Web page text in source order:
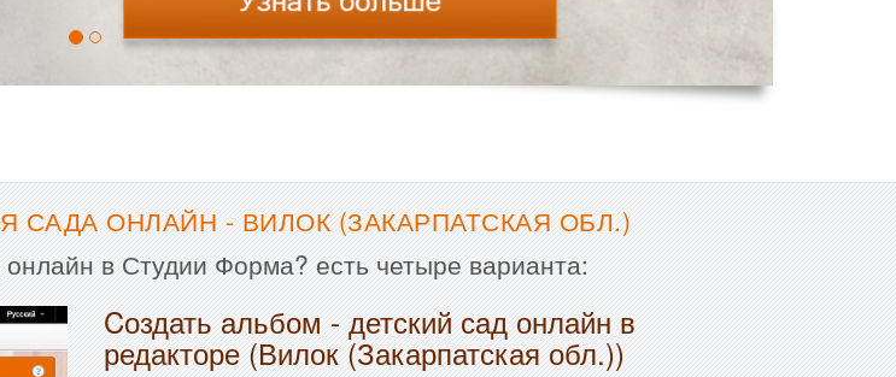
ОНЛАЙН - ВИЛОК (ЗАКАРПАТСКАЯ ОБЛ.)
онлайн в Студии Форма? есть четыре варианта:
Cоздать альбом - детский сад онлайн в
редакторе (Вилок (Закарпатская обл.))